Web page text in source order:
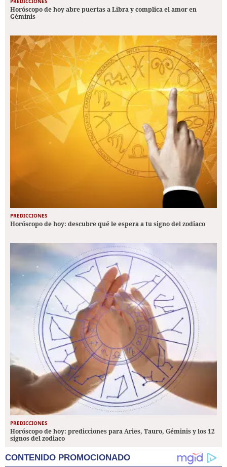
Horóscopo de hoy abre puertas a Libra y complica el amor en
Géminis
PREDICCIONES
Horóscopo de hoy: descubre qué le espera a tu signo del zodiaco
PREDICCIONES
Horóscopo de hoy: predicciones para Aries, Tauro, Géminis y los 12
signos del zodiaco
CONTENIDO PROMOCIONADO